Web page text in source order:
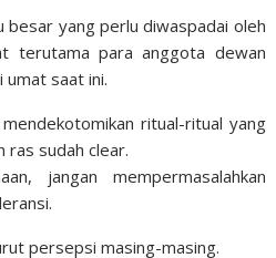
besar yang perlu diwaspadai oleh
terutama para anggota dewan
umat saat ini.
ritual-ritual yang
ras sudah clear.
jangan mempermasalahkan
persepsi masing-masing.